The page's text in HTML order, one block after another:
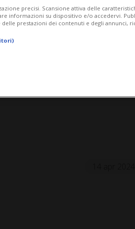
precisi. Scansione attiva delle
informazioni su dispositivo e/o accedervi.
prestazioni dei contenuti e degli annunci,